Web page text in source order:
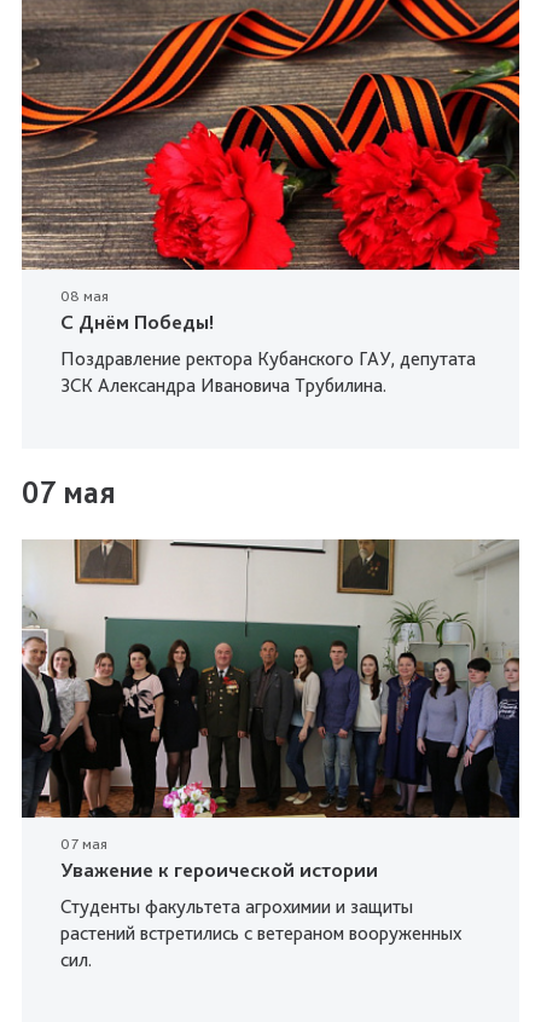
08 мая
С Днём Победы!
Поздравление ректора Кубанского ГАУ, депутата
ЗСК Александра Ивановича Трубилина.
07 мая
07 мая
Уважение к героической истории
Студенты факультета агрохимии и защиты
растений встретились с ветераном вооруженных
сил.